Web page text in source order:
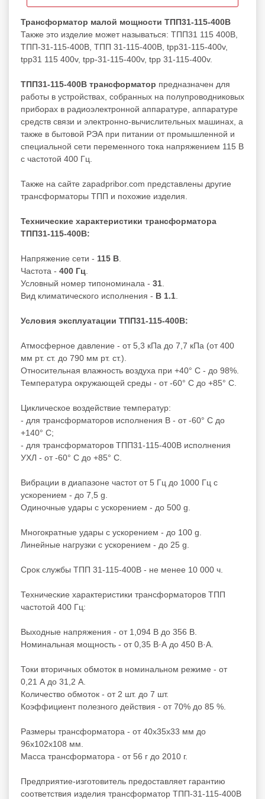
Трансформатор малой мощности ТПП31-115-400В
Также это изделие может называться: ТПП31 115 400В,
ТПП-31-115-400В, ТПП 31-115-400В, tpp31-115-400v,
tpp31 115 400v, tpp-31-115-400v, tpp 31-115-400v.
ТПП31-115-400В трансформатор предназначен для
работы в устройствах, собранных на полупроводниковых
приборах в радиоэлектронной аппаратуре, аппаратуре
средств связи и электронно‐вычислительных машинах, а
также в бытовой РЭА при питании от промышленной и
специальной сети переменного тока напряжением 115 В
с частотой 400 Гц.
Также на сайте zapadpribor.com представлены другие
трансформаторы ТПП и похожие изделия.
Технические характеристики трансформатора
ТПП31-115-400В:
Напряжение сети - 115 В
Частота - 400 Гц
Условный номер типономинала - 31
Вид климатического исполнения - В 1.1
Условия эксплуатации ТПП31-115-400В:
Атмосферное давление - от 5,3 кПа до 7,7 кПа (от 400
мм рт. ст. до 790 мм рт. ст.).
Относительная влажность воздуха при +40° С - до 98%.
Температура окружающей среды - от -60° С до +85° С.
Циклическое воздействие температур:
- для трансформаторов исполнения В - от -60° С до
+140° С;
- для трансформаторов ТПП31-115-400В исполнения
УХЛ - от -60° С до +85° С.
Вибрации в диапазоне частот от 5 Гц до 1000 Гц с
ускорением - до 7,5 g.
Одиночные удары с ускорением - до 500 g.
Многократные удары с ускорением - до 100 g.
Линейные нагрузки с ускорением - до 25 g.
Срок службы ТПП 31-115-400В - не менее 10 000 ч.
Технические характеристики трансформаторов ТПП
частотой 400 Гц:
Выходные напряжения - от 1,094 В до 356 В.
Номинальная мощность - от 0,35 В·А до 450 В·А.
Токи вторичных обмоток в номинальном режиме - от
0,21 А до 31,2 А.
Количество обмоток - от 2 шт. до 7 шт.
Коэффициент полезного действия - от 70% до 85 %.
Размеры трансформатора - от 40х35х33 мм до
96х102х108 мм.
Масса трансформатора - от 56 г до 2010 г.
Предприятие-изготовитель предоставляет гарантию
соответствия изделия трансформатор ТПП-31-115-400В